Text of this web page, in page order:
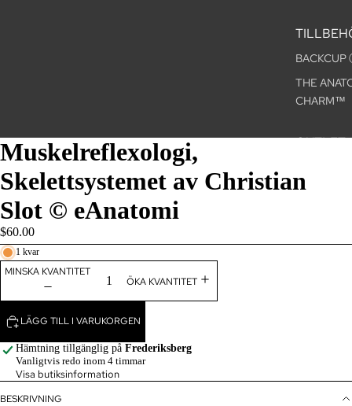
THE
CHARM™
OUTLET
LLER
Muskelreflexologi,
Skelettsystemet av Christian
Slot © eAnatomi
$60.00
1 kvar
MINSKA KVANTITET
ÖKA KVANTITET
LÄGG TILL I VARUKORGEN
Hämtning tillgänglig på Frederiksberg
Vanligtvis redo inom 4 timmar
Visa butiksinformation
BESKRIVNING